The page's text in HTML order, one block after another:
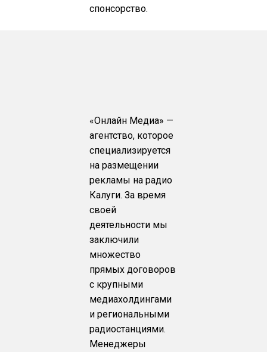
спонсорство.
«Онлайн Медиа» —
агентство, которое
специализируется
на размещении
рекламы на радио
Калуги. За время
своей
деятельности мы
заключили
множество
прямых договоров
с крупными
медиахолдингами
и региональными
радиостанциями.
Менеджеры